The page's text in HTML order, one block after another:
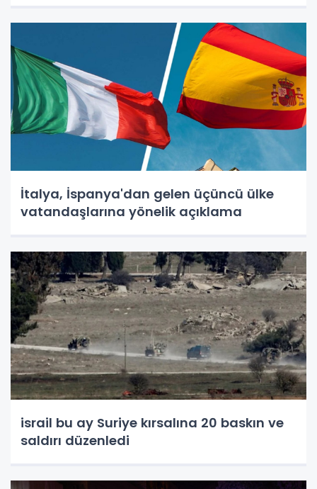
İtalya, İspanya'dan gelen üçüncü ülke
vatandaşlarına yönelik açıklama
israil bu ay Suriye kırsalına 20 baskın ve
saldırı düzenledi